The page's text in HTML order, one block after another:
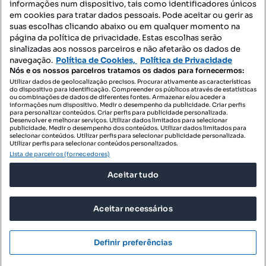
Mapa do Site
Contacte-nos
SIGA-NOS:
DESCARREGAR NA:
© 2026 Imovirtual.com, OLX Portugal, S.A.
TERMOS DE UTILIZAÇÃO
POLÍTICA DE PRIVACIDADE
CONFIGURAÇÕES DE PRIVACIDADE
informações num dispositivo, tais como identificadores únicos
em cookies para tratar dados pessoais. Pode aceitar ou gerir as
suas escolhas clicando abaixo ou em qualquer momento na
página da política de privacidade. Estas escolhas serão
sinalizadas aos nossos parceiros e não afetarão os dados de
navegação. Política de Cookies, Política de Privacidade
Nós e os nossos parceiros tratamos os dados para fornecermos:
Utilizar dados de geolocalização precisos. Procurar ativamente as características
do dispositivo para identificação. Compreender os públicos através de estatísticas
ou combinações de dados de diferentes fontes. Armazenar e/ou aceder a
informações num dispositivo. Medir o desempenho da publicidade. Criar perfis
para personalizar conteúdos. Criar perfis para publicidade personalizada.
Desenvolver e melhorar serviços. Utilizar dados limitados para selecionar
publicidade. Medir o desempenho dos conteúdos. Utilizar dados limitados para
selecionar conteúdos. Utilizar perfis para selecionar publicidade personalizada.
Utilizar perfis para selecionar conteúdos personalizados.
Lista de parceiros (fornecedores)
Aceitar tudo
Aceitar necessários
Definir preferências